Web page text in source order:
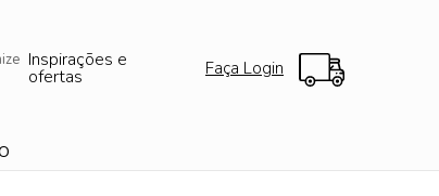
Inspirações e
ofertas Faça Login